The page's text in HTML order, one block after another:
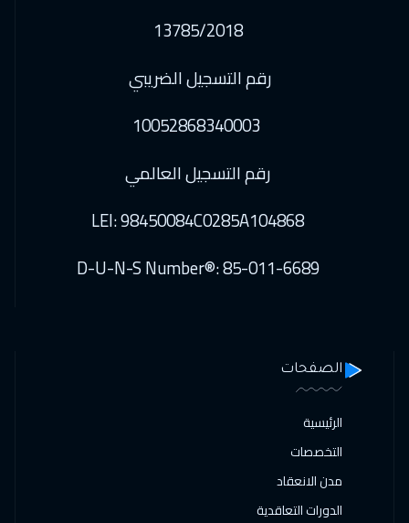
13785/2018
رقم التسجيل الضريبي
10052868340003
رقم التسجيل العالمي
LEI: 98450084C0285A104868
D-U-N-S Number®: 85-011-6689
الصفحات
الرئيسية
التخصصات
مدن الانعقاد
الدورات التعاقدية